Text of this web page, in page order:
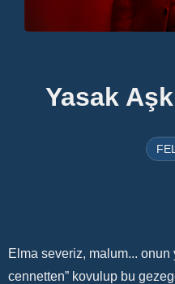
Yasak
Elma severiz, malum...
cennetten” kovulup bu